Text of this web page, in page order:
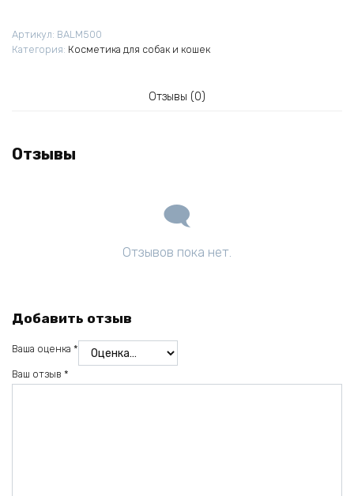
Артикул: BALM500
Категория: Косметика для собак и кошек
Отзывы (0)
Отзывы
Отзывов пока нет.
Добавить отзыв
Ваша оценка *
Ваш отзыв *